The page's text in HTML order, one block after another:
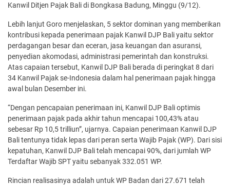
Kanwil Ditjen Pajak Bali di Bongkasa Badung, Minggu (9/12).
Lebih lanjut Goro menjelaskan, 5 sektor dominan yang memberikan
kontribusi kepada penerimaan pajak Kanwil DJP Bali yaitu sektor
perdagangan besar dan eceran, jasa keuangan dan asuransi,
penyedian akomodasi, administrasi pemerintah dan konstruksi.
Atas capaian tersebut, Kanwil DJP Bali berada di peringkat 8 dari
34 Kanwil Pajak se-Indonesia dalam hal penerimaan pajak hingga
awal bulan Desember ini.
“Dengan pencapaian penerimaan ini, Kanwil DJP Bali optimis
penerimaan pajak pada akhir tahun mencapai 100,43% atau
sebesar Rp 10,5 trilliun”, ujarnya. Capaian penerimaan Kanwil DJP
Bali tentunya tidak lepas dari peran serta Wajib Pajak (WP). Dari sisi
kepatuhan, Kanwil DJP Bali telah mencapai 90%, dari jumlah WP
Terdaftar Wajib SPT yaitu sebanyak 332.051 WP.
Rincian realisasinya adalah untuk WP Badan dari 27.671 telah